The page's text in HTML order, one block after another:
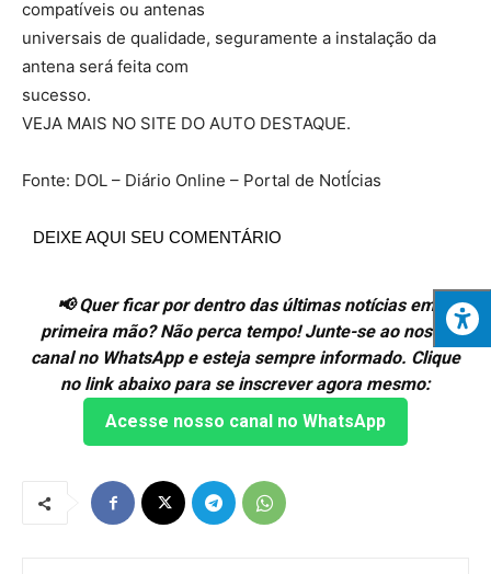
compatíveis ou antenas
universais de qualidade, seguramente a instalação da
antena será feita com
sucesso.
VEJA MAIS NO SITE DO AUTO DESTAQUE.
Fonte: DOL – Diário Online – Portal de NotÍcias
DEIXE AQUI SEU COMENTÁRIO
📢 Quer ficar por dentro das últimas notícias em
primeira mão? Não perca tempo! Junte-se ao nosso
canal no WhatsApp e esteja sempre informado. Clique
no link abaixo para se inscrever agora mesmo:
Acesse nosso canal no WhatsApp